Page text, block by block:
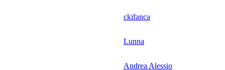
ckifanca
Lunna
Andrea Alessio